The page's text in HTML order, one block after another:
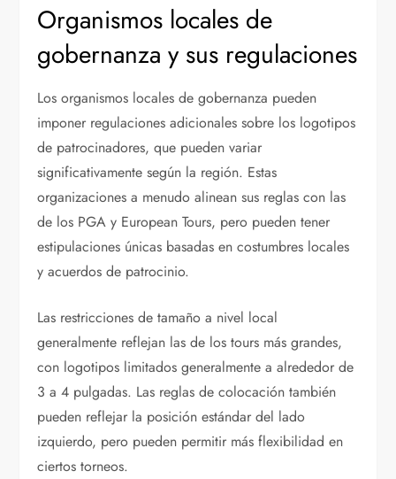
Organismos locales de
gobernanza y sus regulaciones
Los organismos locales de gobernanza pueden
imponer regulaciones adicionales sobre los logotipos
de patrocinadores, que pueden variar
significativamente según la región. Estas
organizaciones a menudo alinean sus reglas con las
de los PGA y European Tours, pero pueden tener
estipulaciones únicas basadas en costumbres locales
y acuerdos de patrocinio.
Las restricciones de tamaño a nivel local
generalmente reflejan las de los tours más grandes,
con logotipos limitados generalmente a alrededor de
3 a 4 pulgadas. Las reglas de colocación también
pueden reflejar la posición estándar del lado
izquierdo, pero pueden permitir más flexibilidad en
ciertos torneos.